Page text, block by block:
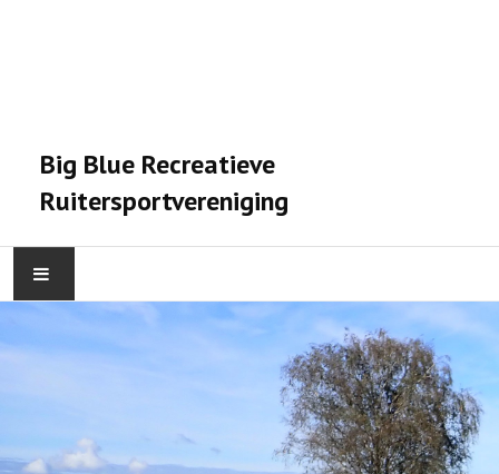
Big Blue Recreatieve
Ruitersportvereniging
VERENIGING